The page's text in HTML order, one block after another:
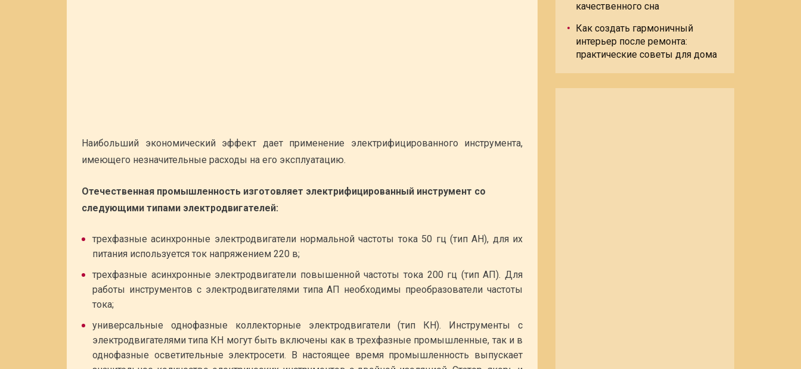
Наибольший экономический эффект дает применение электрифицированного инструмента,
имеющего незначительные расходы на его эксплуатацию.
Отечественная промышленность изготовляет электрифицированный инструмент со
следующими типами электродвигателей:
трехфазные асинхронные электродвигатели нормальной частоты тока 50 гц (тип АН), для их
питания используется ток напряжением 220 в;
трехфазные асинхронные электродвигатели повышенной частоты тока 200 гц (тип АП). Для
работы инструментов с электродвигателями типа АП необходимы преобразователи частоты
тока;
универсальные однофазные коллекторные электродвигатели (тип КН). Инструменты с
электродвигателями типа КН могут быть включены как в трехфазные промышленные, так и в
однофазные осветительные электросети. В настоящее время промышленность выпускает
качественного сна
Как создать гармоничный
интерьер после ремонта:
практические советы для дома